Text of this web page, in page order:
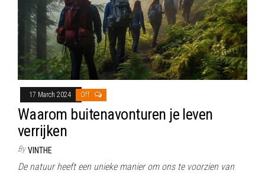
17 March 2024 Off
Waarom buitenavonturen je leven
verrijken
By VINTHE
De natuur heeft een unieke manier om ons te voorzien van